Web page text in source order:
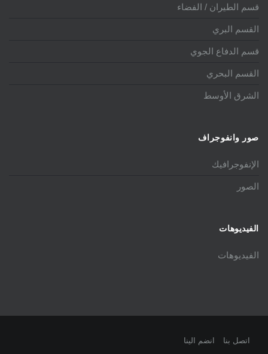
قسم الطيران / الفضاء
القسم البري
قسم الدفاع الجوي
القسم البحري
الشرق الأوسط
صور وانفوجراف
الإنفوجرافيك
الصور
الفيديوهات
الفيديوهات
اتصل بنا انضم الينا